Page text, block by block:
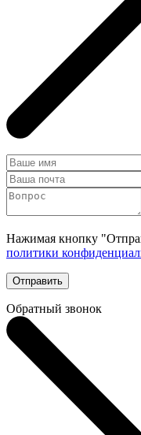
Нажимая кнопку
политики
Отправить
Обратный звонок